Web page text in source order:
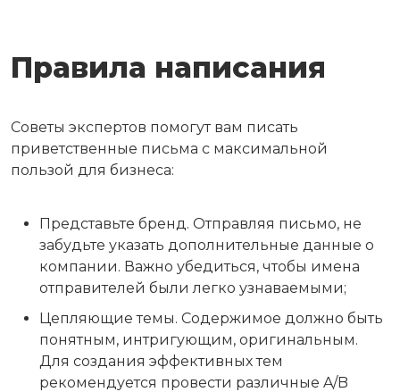
Правила написания
Советы экспертов помогут вам писать
приветственные письма с максимальной
пользой для бизнеса:
Представьте бренд. Отправляя письмо, не
забудьте указать дополнительные данные о
компании. Важно убедиться, чтобы имена
отправителей были легко узнаваемыми;
Цепляющие темы. Содержимое должно быть
понятным, интригующим, оригинальным.
Для создания эффективных тем
рекомендуется провести различные A/B